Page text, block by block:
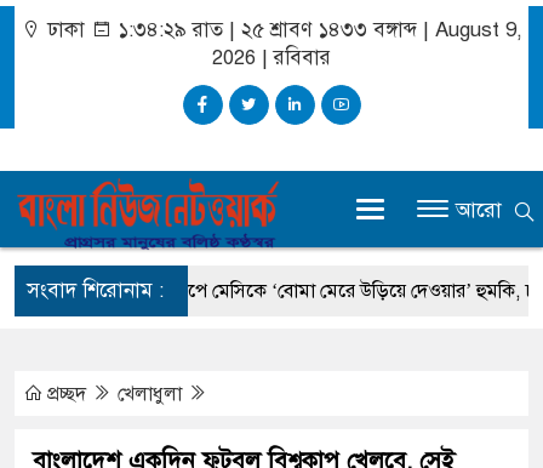
ঢাকা ১:৩৪:২৯ রাত| ২৫ শ্রাবণ ১৪৩৩ বঙ্গাব্দ | August 9,
2026 |রবিবার
আরো
সংবাদ শিরোনাম :বিশ্বকাপে মেসিকে ‘বোমা মেরে উড়িয়ে দেওয়ার’ হুমকি,
প্রচ্ছদ খেলাধুলা
বাংলাদেশ একদিন ফুটবল বিশ্বকাপ খেলবে, সেই